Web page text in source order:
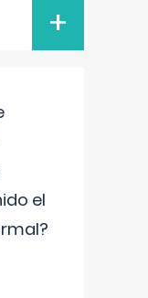
+
el